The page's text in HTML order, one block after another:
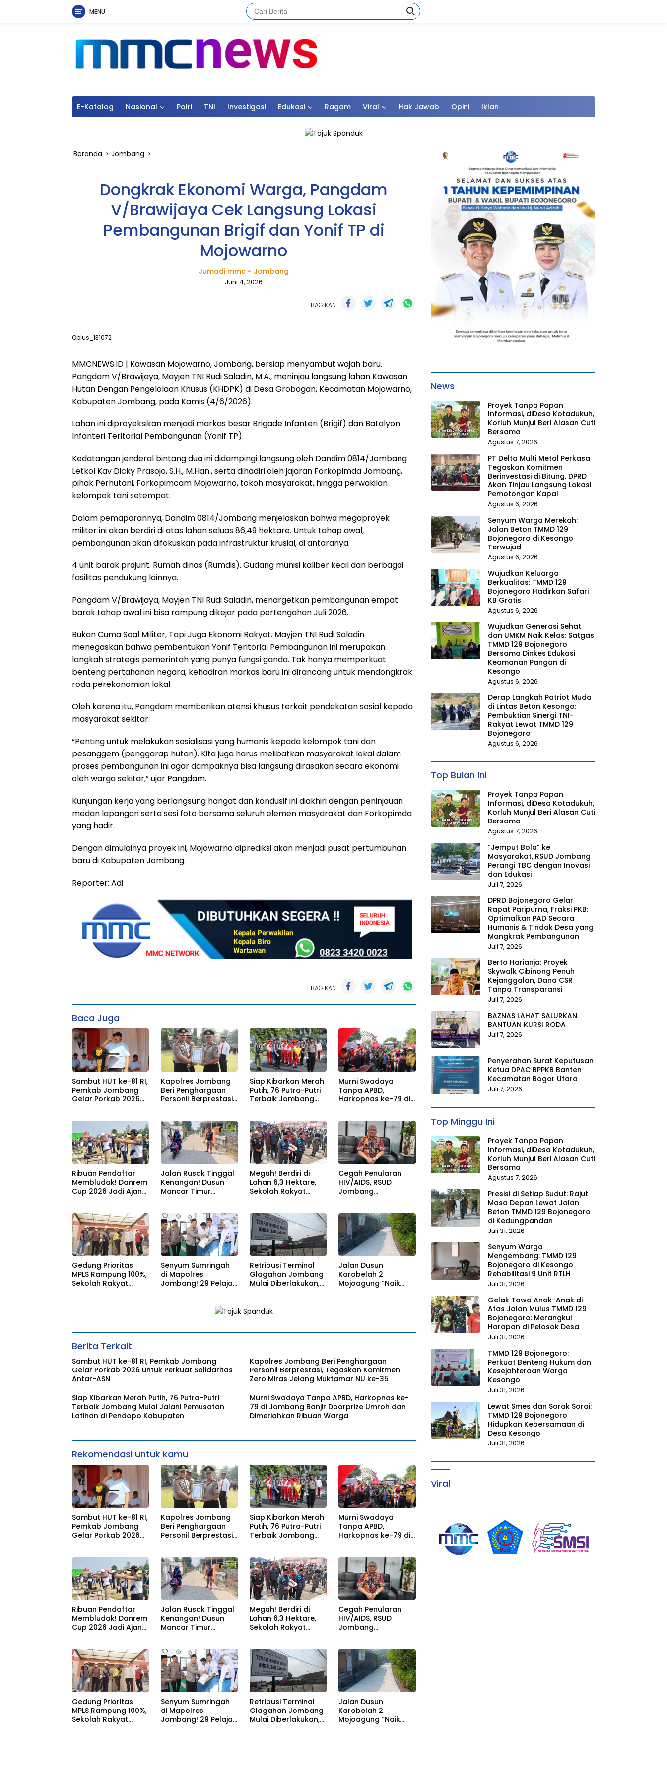
MENU
E-Katalog Nasional Polri TNI Investigasi Edukasi Ragam Viral Hak Jawab Opini Iklan
Beranda Jombang
Dongkrak Ekonomi Warga, Pangdam
V/Brawijaya Cek Langsung Lokasi
Pembangunan Brigif dan Yonif TP di
Mojowarno
Jumadi mmc - Jombang
Juni 4, 2026
BAGIKAN
Oplus_131072
MMCNEWS.ID | Kawasan Mojowarno, Jombang, bersiap menyambut wajah baru.
Pangdam V/Brawijaya, Mayjen TNI Rudi Saladin, M.A., meninjau langsung lahan Kawasan
Hutan Dengan Pengelolaan Khusus (KHDPK) di Desa Grobogan, Kecamatan Mojowarno,
Kabupaten Jombang, pada Kamis (4/6/2026).
Lahan ini diproyeksikan menjadi markas besar Brigade Infanteri (Brigif) dan Batalyon
Infanteri Teritorial Pembangunan (Yonif TP).
Kedatangan jenderal bintang dua ini didampingi langsung oleh Dandim 0814/Jombang
Letkol Kav Dicky Prasojo, S.H., M.Han., serta dihadiri oleh jajaran Forkopimda Jombang,
pihak Perhutani, Forkopimcam Mojowarno, tokoh masyarakat, hingga perwakilan
kelompok tani setempat.
Dalam pemaparannya, Dandim 0814/Jombang menjelaskan bahwa megaproyek
militer ini akan berdiri di atas lahan seluas 86,49 hektare. Untuk tahap awal,
pembangunan akan difokuskan pada infrastruktur krusial, di antaranya:
4 unit barak prajurit. Rumah dinas (Rumdis). Gudang munisi kaliber kecil dan berbagai
fasilitas pendukung lainnya.
Pangdam V/Brawijaya, Mayjen TNI Rudi Saladin, menargetkan pembangunan empat
barak tahap awal ini bisa rampung dikejar pada pertengahan Juli 2026.
Bukan Cuma Soal Militer, Tapi Juga Ekonomi Rakyat. Mayjen TNI Rudi Saladin
menegaskan bahwa pembentukan Yonif Teritorial Pembangunan ini merupakan
langkah strategis pemerintah yang punya fungsi ganda. Tak hanya memperkuat
benteng pertahanan negara, kehadiran markas baru ini dirancang untuk mendongkrak
roda perekonomian lokal.
Oleh karena itu, Pangdam memberikan atensi khusus terkait pendekatan sosial kepada
masyarakat sekitar.
“Penting untuk melakukan sosialisasi yang humanis kepada kelompok tani dan
pesanggem (penggarap hutan). Kita juga harus melibatkan masyarakat lokal dalam
proses pembangunan ini agar dampaknya bisa langsung dirasakan secara ekonomi
oleh warga sekitar,” ujar Pangdam.
Kunjungan kerja yang berlangsung hangat dan kondusif ini diakhiri dengan peninjauan
medan lapangan serta sesi foto bersama seluruh elemen masyarakat dan Forkopimda
yang hadir.
Dengan dimulainya proyek ini, Mojowarno diprediksi akan menjadi pusat pertumbuhan
baru di Kabupaten Jombang.
Reporter: Adi
BAGIKAN
Baca Juga
Sambut HUT ke-81 RI,
Pemkab Jombang
Gelar Porkab 2026
ASN
Kapolres Jombang
Beri Penghargaan
Personil Berprestasi,
Muktamar NU ke-35
Siap Kibarkan Merah
Putih, 76 Putra-Putri
Terbaik Jombang
di Pendopo
Kabupaten
Murni Swadaya
Tanpa APBD,
Harkopnas ke-79 di
dan Dimeriahkan
Ribuan Warga
Ribuan Pendaftar
Membludak! Danrem
Cup 2026 Jadi Ajang
di Jombang
Jalan Rusak Tinggal
Kenangan! Dusun
Mancar Timur
Berkat Program
Mantra 2026
Megah! Berdiri di
Lahan 6,3 Hektare,
Sekolah Rakyat
Keluarga
Prasejahtera
Cegah Penularan
HIV/AIDS, RSUD
Jombang
Kesehatan Remaja
Gedung Prioritas
MPLS Rampung 100%,
Sekolah Rakyat
Senyum Sumringah
di Mapolres
Jombang! 29 Pelajar
Retribusi Terminal
Glagahan Jombang
Mulai Diberlakukan,
Jalan Dusun
Karobelah 2
Mojoagung “Naik
Berita Terkait
Sambut HUT ke-81 RI, Pemkab Jombang
Gelar Porkab 2026 untuk Perkuat Solidaritas
Antar-ASN
Kapolres Jombang Beri Penghargaan
Personil Berprestasi, Tegaskan Komitmen
Zero Miras Jelang Muktamar NU ke-35
Siap Kibarkan Merah Putih, 76 Putra-Putri
Terbaik Jombang Mulai Jalani Pemusatan
Latihan di Pendopo Kabupaten
Murni Swadaya Tanpa APBD, Harkopnas ke-
79 di Jombang Banjir Doorprize Umroh dan
Dimeriahkan Ribuan Warga
Rekomendasi untuk kamu
Sambut HUT ke-81 RI,
Pemkab Jombang
Gelar Porkab 2026
ASN
Kapolres Jombang
Beri Penghargaan
Personil Berprestasi,
Muktamar NU ke-35
Siap Kibarkan Merah
Putih, 76 Putra-Putri
Terbaik Jombang
di Pendopo
Kabupaten
Murni Swadaya
Tanpa APBD,
Harkopnas ke-79 di
dan Dimeriahkan
Ribuan Warga
Ribuan Pendaftar
Membludak! Danrem
Cup 2026 Jadi Ajang
di Jombang
Jalan Rusak Tinggal
Kenangan! Dusun
Mancar Timur
Berkat Program
Mantra 2026
Megah! Berdiri di
Lahan 6,3 Hektare,
Sekolah Rakyat
Keluarga
Prasejahtera
Cegah Penularan
HIV/AIDS, RSUD
Jombang
Kesehatan Remaja
Gedung Prioritas
MPLS Rampung 100%,
Sekolah Rakyat
Senyum Sumringah
di Mapolres
Jombang! 29 Pelajar
Retribusi Terminal
Glagahan Jombang
Mulai Diberlakukan,
Jalan Dusun
Karobelah 2
Mojoagung “Naik
News
Proyek Tanpa Papan
Informasi, diDesa Kotadukuh,
Korluh Munjul Beri Alasan Cuti
Bersama
Agustus 7, 2026
PT Delta Multi Metal Perkasa
Tegaskan Komitmen
Berinvestasi di Bitung, DPRD
Akan Tinjau Langsung Lokasi
Pemotongan Kapal
Agustus 6, 2026
Senyum Warga Merekah:
Jalan Beton TMMD 129
Bojonegoro di Kesongo
Terwujud
Agustus 6, 2026
Wujudkan Keluarga
Berkualitas: TMMD 129
Bojonegoro Hadirkan Safari
KB Gratis
Agustus 6, 2026
Wujudkan Generasi Sehat
dan UMKM Naik Kelas: Satgas
TMMD 129 Bojonegoro
Bersama Dinkes Edukasi
Keamanan Pangan di
Kesongo
Agustus 6, 2026
Derap Langkah Patriot Muda
di Lintas Beton Kesongo:
Pembuktian Sinergi TNI-
Rakyat Lewat TMMD 129
Bojonegoro
Agustus 6, 2026
Top Bulan Ini
Proyek Tanpa Papan
Informasi, diDesa Kotadukuh,
Korluh Munjul Beri Alasan Cuti
Bersama
Agustus 7, 2026
“Jemput Bola” ke
Masyarakat, RSUD Jombang
Perangi TBC dengan Inovasi
dan Edukasi
Juli 7, 2026
DPRD Bojonegoro Gelar
Rapat Paripurna, Fraksi PKB:
Optimalkan PAD Secara
Humanis & Tindak Desa yang
Mangkrak Pembangunan
Juli 7, 2026
Berto Harianja: Proyek
Skywalk Cibinong Penuh
Kejanggalan, Dana CSR
Tanpa Transparansi
Juli 7, 2026
BAZNAS LAHAT SALURKAN
BANTUAN KURSI RODA
Juli 7, 2026
Penyerahan Surat Keputusan
Ketua DPAC BPPKB Banten
Kecamatan Bogor Utara
Juli 7, 2026
Top Minggu Ini
Proyek Tanpa Papan
Informasi, diDesa Kotadukuh,
Korluh Munjul Beri Alasan Cuti
Bersama
Agustus 7, 2026
Presisi di Setiap Sudut: Rajut
Masa Depan Lewat Jalan
Beton TMMD 129 Bojonegoro
di Kedungpandan
Juli 31, 2026
Senyum Warga
Mengembang: TMMD 129
Bojonegoro di Kesongo
Rehabilitasi 9 Unit RTLH
Juli 31, 2026
Gelak Tawa Anak-Anak di
Atas Jalan Mulus TMMD 129
Bojonegoro: Merangkul
Harapan di Pelosok Desa
Juli 31, 2026
TMMD 129 Bojonegoro:
Perkuat Benteng Hukum dan
Kesejahteraan Warga
Kesongo
Juli 31, 2026
Lewat Smes dan Sorak Sorai:
TMMD 129 Bojonegoro
Hidupkan Kebersamaan di
Desa Kesongo
Juli 31, 2026
Viral